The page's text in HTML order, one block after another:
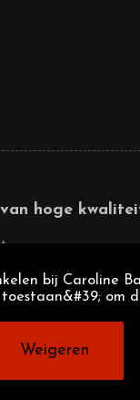
hoge
bij Caroline
toestaan&#39; om
Weigeren